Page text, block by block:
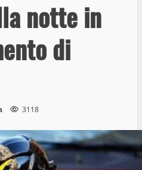
notte in
di
3118